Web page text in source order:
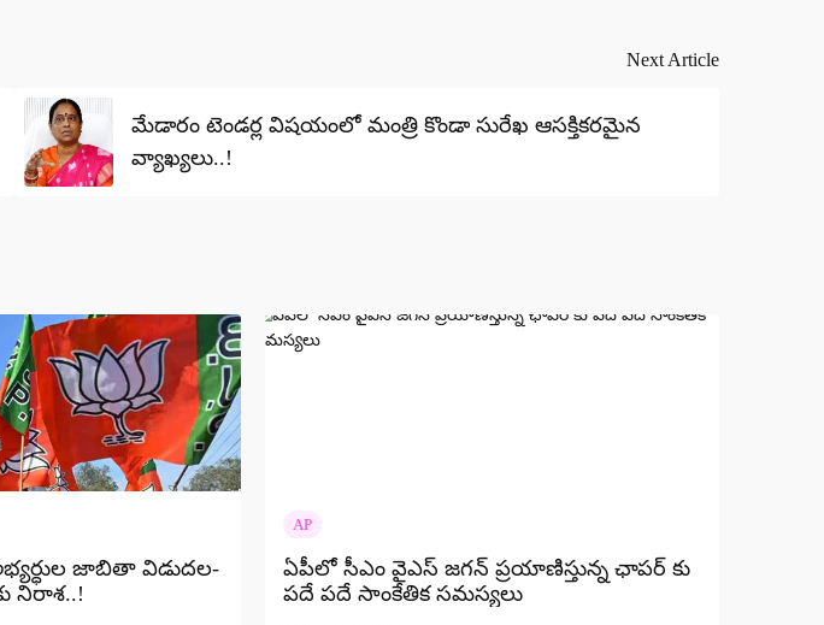
Next Article
మేడారం టెండర్ల విషయంలో మంత్రి కొండా సురేఖ ఆసక్తికరమైన
వ్యాఖ్యలు..!
జాబితా విడుదల-
నిరాశ..!
AP
ఏపీలో సీఎం వైఎస్ జగన్ ప్రయాణిస్తున్న ఛాపర్ కు
పదే పదే సాంకేతిక సమస్యలు